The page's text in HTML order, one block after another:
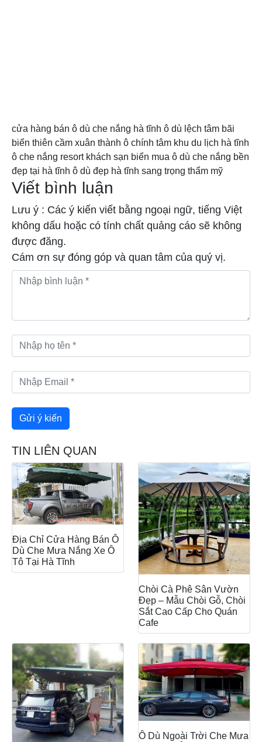
cửa hàng bán ô dù che nắng hà tĩnh ô dù lệch tâm bãi
biển thiên cầm xuân thành ô chính tâm khu du lịch hà tĩnh
ô che nắng resort khách sạn biển mua ô dù che nắng bền
đẹp tại hà tĩnh ô dù đẹp hà tĩnh sang trọng thẩm mỹ
Viết bình luận
Lưu ý : Các ý kiến viết bằng ngoại ngữ, tiếng Việt
không dấu hoặc có tính chất quảng cáo sẽ không
được đăng.
Cám ơn sự đóng góp và quan tâm của quý vị.
TIN LIÊN QUAN
Địa Chỉ Cửa Hàng Bán Ô
Dù Che Mưa Nắng Xe Ô
Tô Tại Hà Tĩnh
Chòi Cà Phê Sân Vườn
Đẹp – Mẫu Chòi Gỗ, Chòi
Sắt Cao Cấp Cho Quán
Cafe
Ô Dù Ngoài Trời Che Mưa